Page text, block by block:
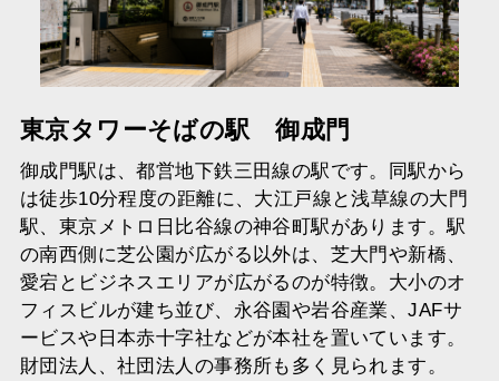
東京タワーそばの駅 御成門
御成門駅は、都営地下鉄三田線の駅です。同駅から
は徒歩10分程度の距離に、大江戸線と浅草線の大門
駅、東京メトロ日比谷線の神谷町駅があります。駅
の南西側に芝公園が広がる以外は、芝大門や新橋、
愛宕とビジネスエリアが広がるのが特徴。大小のオ
フィスビルが建ち並び、永谷園や岩谷産業、JAFサ
ービスや日本赤十字社などが本社を置いています。
財団法人、社団法人の事務所も多く見られます。